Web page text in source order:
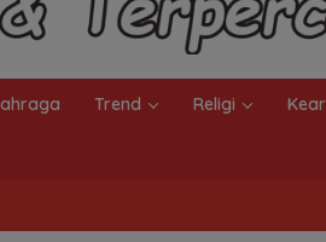
Trend Religi